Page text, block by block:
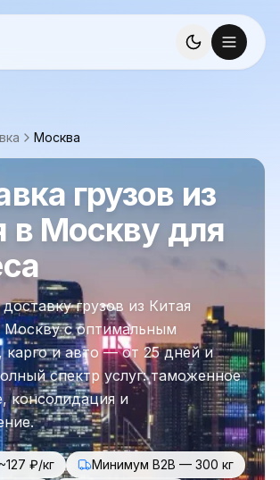
Москва
грузов из
в Москву для
грузов из Китая
с оптимальным
и авто — от 25 дней и
спектр услуг: таможенное
консолидация и
₽/кг
Минимум B2B — 300 кг